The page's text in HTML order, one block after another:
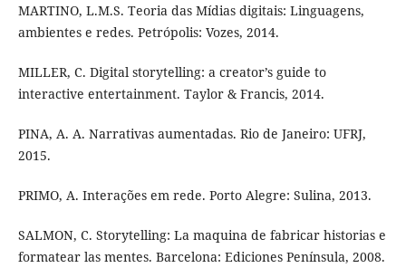
MARTINO, L.M.S. Teoria das Mídias digitais: Linguagens,
ambientes e redes. Petrópolis: Vozes, 2014.
MILLER, C. Digital storytelling: a creator’s guide to
interactive entertainment. Taylor & Francis, 2014.
PINA, A. A. Narrativas aumentadas. Rio de Janeiro: UFRJ,
2015.
PRIMO, A. Interações em rede. Porto Alegre: Sulina, 2013.
SALMON, C. Storytelling: La maquina de fabricar historias e
formatear las mentes. Barcelona: Ediciones Península, 2008.